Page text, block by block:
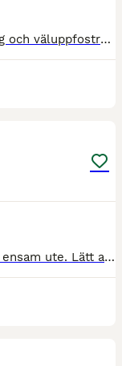
Stormy är reiningstammad. Snäll, trevlig och väluppfostrad. Inget problem med lastning eller hovslagare. Hon har haft tre föl. En känslig och lyhörd dam med mycket motor. Ingen nybörjarhäst
Westerntränad quartervalack. Kan ridas ensam ute. Lätt att lasta och sko. Trafiksäker. Har både stått på stall och gått i lösdrift. Ranghög. Inte svår, men ingen nybörjarhäst. Rids i sidepull, men är